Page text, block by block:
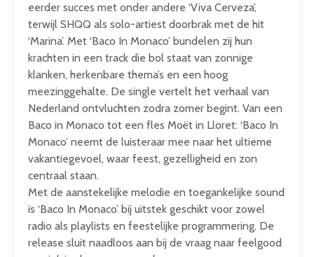
eerder succes met onder andere ‘Viva Cerveza’,
terwijl SHQQ als solo-artiest doorbrak met de hit
‘Marina’. Met ‘Baco In Monaco’ bundelen zij hun
krachten in een track die bol staat van zonnige
klanken, herkenbare thema’s en een hoog
meezinggehalte. De single vertelt het verhaal van
Nederland ontvluchten zodra zomer begint. Van een
Baco in Monaco tot een fles Moët in Lloret: ‘Baco In
Monaco’ neemt de luisteraar mee naar het ultieme
vakantiegevoel, waar feest, gezelligheid en zon
centraal staan.
Met de aanstekelijke melodie en toegankelijke sound
is ‘Baco In Monaco’ bij uitstek geschikt voor zowel
radio als playlists en feestelijke programmering. De
release sluit naadloos aan bij de vraag naar feelgood